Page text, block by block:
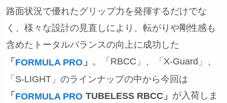
路面状況で優れたグリップ力を発揮するだけでな
く、様々な設計の見直しにより、転がりや剛性感も
含めたトータルバランスの向上に成功した
「 FORMULA PRO 」 。「RBCC」、「X-Guard」、
「S-LIGHT」のラインナップの中から今回は
「 FORMULA PRO TUBELESS RBCC」 が入荷しま